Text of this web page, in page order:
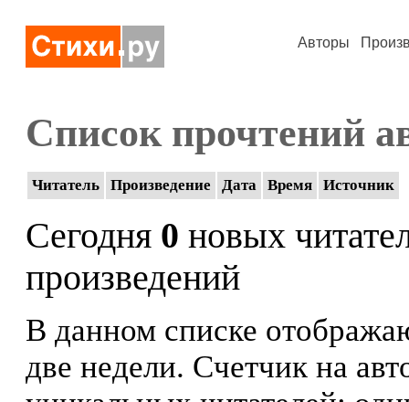
Авторы
Список прочтений
Читатель Произведение Дата Время Источник
Сегодня 0 новых
произведений
В данном списке
две недели. Счетчик на